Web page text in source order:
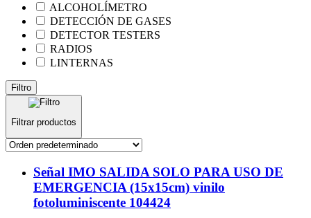
ALCOHOLÍMETRO
DETECCIÓN DE GASES
DETECTOR TESTERS
RADIOS
LINTERNAS
Filtro
Filtrar productos
Señal IMO SALIDA SOLO PARA USO DE
EMERGENCIA (15x15cm) vinilo
fotoluminiscente 104424